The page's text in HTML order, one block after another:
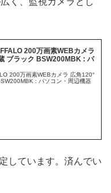
200万画素WEBカメラ
ブラック BSW200MBK : パ
200万画素WEBカメラ 広角120°
: パソコン・周辺機器
しています。済んでい